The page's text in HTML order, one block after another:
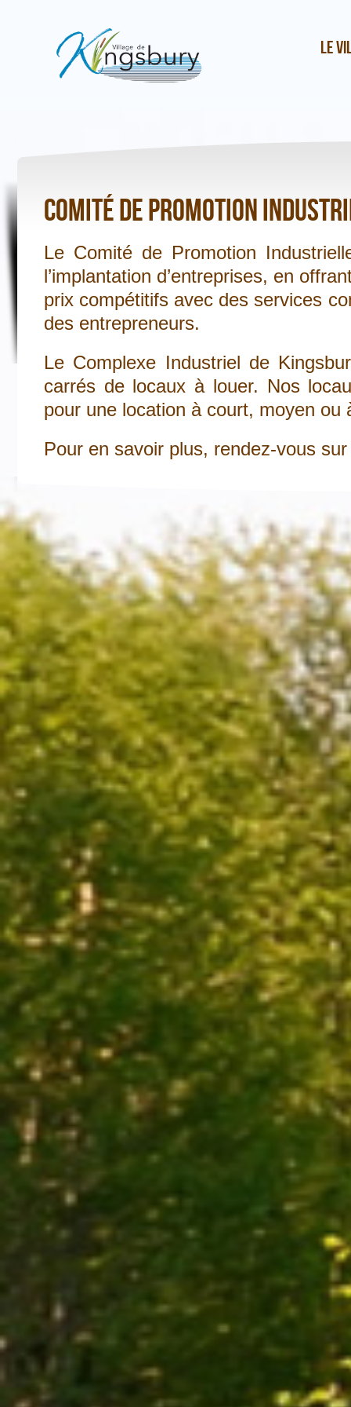
Le
Comité de promotion
Le Comité de Promotion
l’implantation d’entreprises, en
prix compétitifs avec des services
des entrepreneurs.
Le Complexe Industriel de
carrés de locaux à louer. Nos
pour une location à court, moyen ou
Pour en savoir plus, rendez-vous